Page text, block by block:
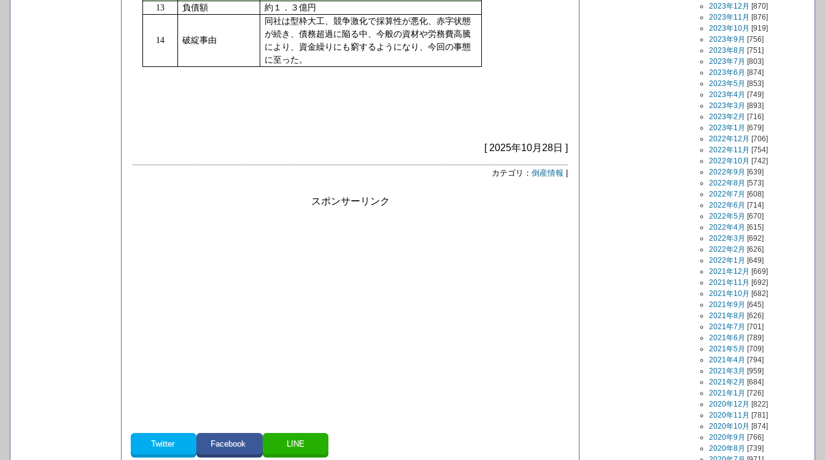
13 負債額 約１．３億円
14 破綻事由
同社は型枠大工、競争激化で採算性が悪化、赤字状態
が続き、債務超過に陥る中、今般の資材や労務費高騰
により、資金繰りにも窮するようになり、今回の事態
に至った。
[ 2025年10月28日 ]
カテゴリ： 倒産情報
スポンサーリンク
Twitter Facebook LINE
2023年12月 [870]
2023年11月 [876]
2023年10月 [919]
2023年9月 [756]
2023年8月 [751]
2023年7月 [803]
2023年6月 [874]
2023年5月 [853]
2023年4月 [749]
2023年3月 [893]
2023年2月 [716]
2023年1月 [679]
2022年12月 [706]
2022年11月 [754]
2022年10月 [742]
2022年9月 [639]
2022年8月 [573]
2022年7月 [608]
2022年6月 [714]
2022年5月 [670]
2022年4月 [615]
2022年3月 [692]
2022年2月 [626]
2022年1月 [649]
2021年12月 [669]
2021年11月 [692]
2021年10月 [682]
2021年9月 [645]
2021年8月 [626]
2021年7月 [701]
2021年6月 [789]
2021年5月 [709]
2021年4月 [794]
2021年3月 [959]
2021年2月 [684]
2021年1月 [726]
2020年12月 [822]
2020年11月 [781]
2020年10月 [874]
2020年9月 [766]
2020年8月 [739]